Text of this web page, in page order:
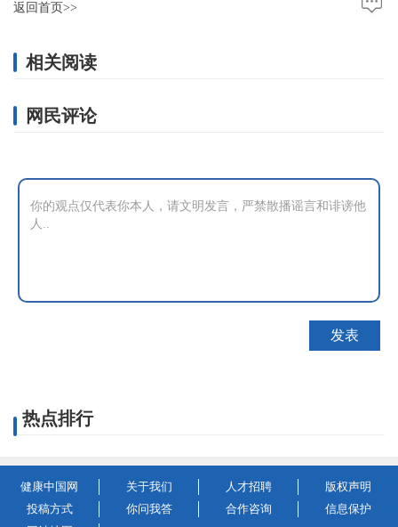
返回首页>>
相关阅读
网民评论
热点排行
健康中国网 关于我们 人才招聘
版权声明
投稿方式
你问我答 合作咨询
信息保护